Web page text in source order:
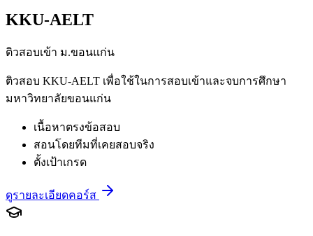
KKU-AELT
ติวสอบเข้า ม.ขอนแก่น
ติวสอบ KKU-AELT เพื่อใช้ในการสอบเข้าและจบการศึกษา
มหาวิทยาลัยขอนแก่น
เนื้อหาตรงข้อสอบ
สอนโดยทีมที่เคยสอบจริง
ตั้งเป้าเกรด
ดูรายละเอียดคอร์ส